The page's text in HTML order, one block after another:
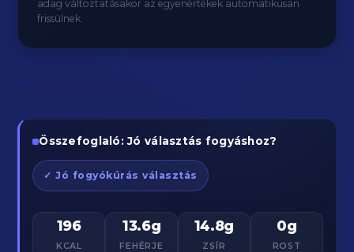
adag változtatásakor az egyenértékek automatikusan
frissülnek.
Összefoglaló: Jó választás fogyáshoz?
✓ Jó fogyókúrás választás
196
KCAL
13.6g
FEHÉRJE
14.8g
ZSÍR
0g
ROST